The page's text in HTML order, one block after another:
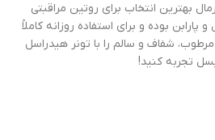
بهترین انتخاب برای روتین مراقبتی
بوده و برای استفاده روزانه کاملاً
شفاف و سالم را با تونر هیدراسل
تجربه کنید!